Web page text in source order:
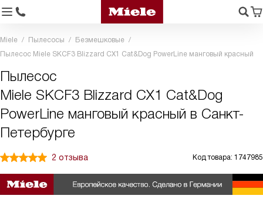
Miele Пылесосы
Безмешковые
Пылесос Miele SKCF3 Blizzard CX1 Cat&Dog PowerLine манговый красный
Пылесос
Miele SKCF3 Blizzard CX1 Cat&Dog
PowerLine манговый красный в Санкт-
Петербурге
2 отзыва Код товара: 1747985